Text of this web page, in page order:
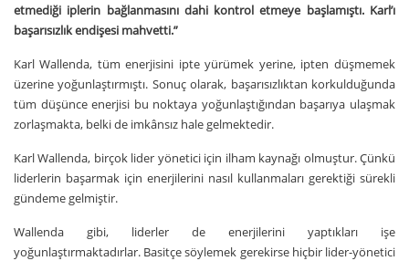
etmediği iplerin bağlanmasını dahi kontrol etmeye başlamıştı. Karl’ı
başarısızlık endişesi mahvetti.”
Karl Wallenda, tüm enerjisini ipte yürümek yerine, ipten düşmemek
üzerine yoğunlaştırmıştı. Sonuç olarak, başarısızlıktan korkulduğunda
tüm düşünce enerjisi bu noktaya yoğunlaştığından başarıya ulaşmak
zorlaşmakta, belki de imkânsız hale gelmektedir.
Karl Wallenda, birçok lider yönetici için ilham kaynağı olmuştur. Çünkü
liderlerin başarmak için enerjilerini nasıl kullanmaları gerektiği sürekli
gündeme gelmiştir.
Wallenda gibi, liderler de enerjilerini yaptıkları işe
yoğunlaştırmaktadırlar. Basitçe söylemek gerekirse hiçbir lider-yönetici